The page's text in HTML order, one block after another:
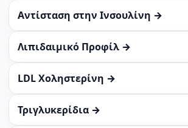
Αντίσταση στην Ινσουλίνη →
Λιπιδαιμικό Προφίλ →
LDL Χοληστερίνη →
Τριγλυκερίδια →